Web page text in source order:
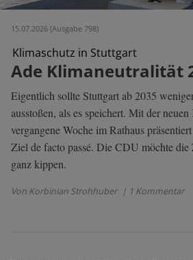
15.07.2026 (Ausgabe 798)
Klimaschutz in Stuttgart
Ade Klimaneutralität
Eigentlich sollte Stuttgart ab 2035
ausstoßen, als es speichert. Mit der
vergangene Woche im Rathaus
Ziel de facto passé. Die CDU möchte die
ganz kippen.
Von Korbinian Strohhuber | 1 Kommentar